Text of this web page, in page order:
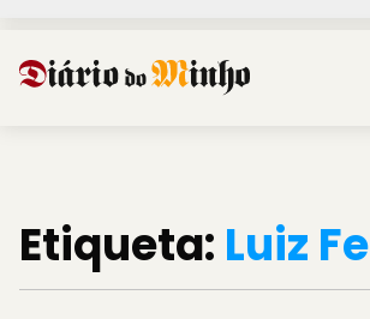
Etiqueta: Luiz